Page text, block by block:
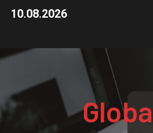
10.08.2026